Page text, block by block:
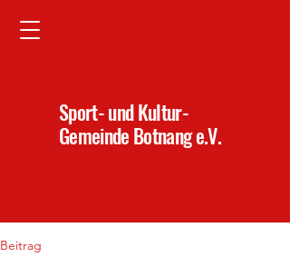
Sport- und Kultur-
Gemeinde Botnang e.V.
Beitrag